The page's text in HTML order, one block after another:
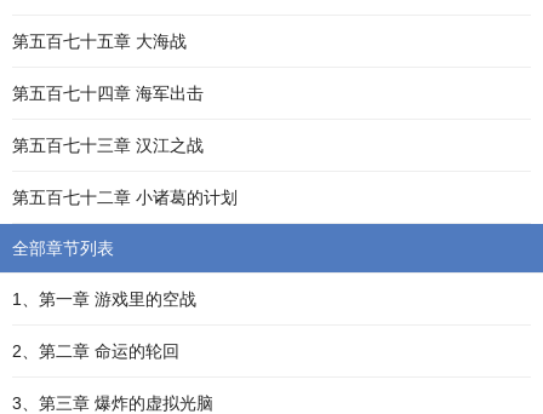
第五百七十五章 大海战
第五百七十四章 海军出击
第五百七十三章 汉江之战
第五百七十二章 小诸葛的计划
全部章节列表
1、第一章 游戏里的空战
2、第二章 命运的轮回
3、第三章 爆炸的虚拟光脑